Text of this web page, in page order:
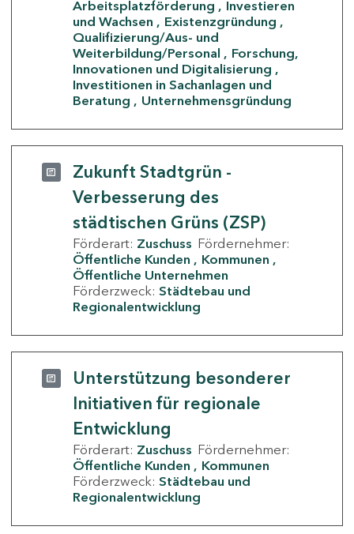
Arbeitsplatzförderung
Investieren
und Wachsen
Existenzgründung
Qualifizierung/Aus- und
Weiterbildung/Personal
Forschung,
Innovationen und Digitalisierung
Investitionen in Sachanlagen und
Beratung
Unternehmensgründung
Zukunft Stadtgrün -
Verbesserung des
städtischen Grüns (ZSP)
Förderart: Zuschuss Fördernehmer:
Öffentliche Kunden
Kommunen
Öffentliche Unternehmen
Förderzweck: Städtebau und
Regionalentwicklung
Unterstützung besonderer
Initiativen für regionale
Entwicklung
Förderart: Zuschuss Fördernehmer:
Öffentliche Kunden
Kommunen
Förderzweck: Städtebau und
Regionalentwicklung